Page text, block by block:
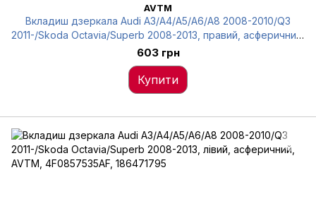
AVTM
Вкладиш дзеркала Audi A3/A4/A5/A6/A8 2008-2010/Q3
2011-/Skoda Octavia/Superb 2008-2013, правий, асферичний,
AVTM, 4F0857536AE, 186432795
603 грн
Купити